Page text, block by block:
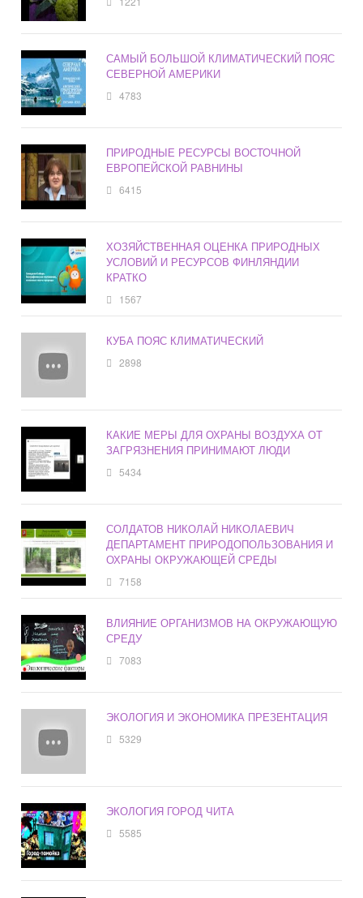
САМЫЙ БОЛЬШОЙ КЛИМАТИЧЕСКИЙ ПОЯС
СЕВЕРНОЙ АМЕРИКИ
4783
ПРИРОДНЫЕ РЕСУРСЫ ВОСТОЧНОЙ
ЕВРОПЕЙСКОЙ РАВНИНЫ
6415
ХОЗЯЙСТВЕННАЯ ОЦЕНКА ПРИРОДНЫХ
УСЛОВИЙ И РЕСУРСОВ ФИНЛЯНДИИ
КРАТКО
1567
КУБА ПОЯС КЛИМАТИЧЕСКИЙ
2898
КАКИЕ МЕРЫ ДЛЯ ОХРАНЫ ВОЗДУХА ОТ
ЗАГРЯЗНЕНИЯ ПРИНИМАЮТ ЛЮДИ
5434
СОЛДАТОВ НИКОЛАЙ НИКОЛАЕВИЧ
ДЕПАРТАМЕНТ ПРИРОДОПОЛЬЗОВАНИЯ И
ОХРАНЫ ОКРУЖАЮЩЕЙ СРЕДЫ
7158
ВЛИЯНИЕ ОРГАНИЗМОВ НА ОКРУЖАЮЩУЮ
СРЕДУ
7083
ЭКОЛОГИЯ И ЭКОНОМИКА ПРЕЗЕНТАЦИЯ
5329
ЭКОЛОГИЯ ГОРОД ЧИТА
5585